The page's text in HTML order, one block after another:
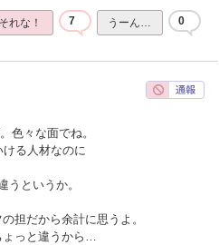
それな！ 7 うーん… 0
色々な面でね。
る人材なのに
うというか。
担だから余計に思うよ。
ょっと違うから…